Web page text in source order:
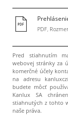
PDF,
Pred stiahnutím
webovej stránky za
komerčné účely
na adresu
budete môcť
Kanlux SA
stiahnutých z tohto
naše práva.